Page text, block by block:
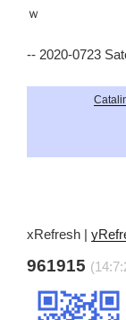
ｗ
-- 2020-0723
xRefresh |
961915